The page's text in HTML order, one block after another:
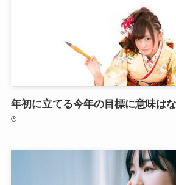
年初に立てる今年の目標に意味は